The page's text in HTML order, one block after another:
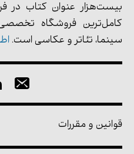
بیست‌هزار عنوان کتاب در
کامل‌ترین فروشگاه
سینما، تئاتر و عکاسی است.
قوانین و مقررات